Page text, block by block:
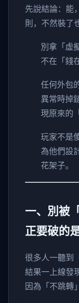
先說結論：能
則，不然裝了
別拿「虛
不在「錢
任何外包
異常時掉
現原來的
玩家不是
為他們設
花架子。
一、別被
正要破的
很多人一聽到
結果一上線發
因為「不跳轉